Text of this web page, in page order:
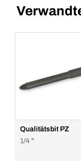
Qualitätsbit PZ
1/4 "